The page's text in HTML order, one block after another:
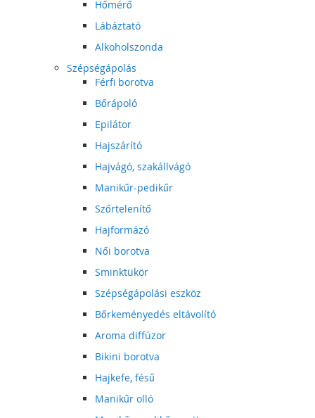
Hőmérő
Lábáztató
Alkoholszonda
Szépségápolás
Férfi borotva
Bőrápoló
Epilátor
Hajszárító
Hajvágó, szakállvágó
Manikűr-pedikűr
Szőrtelenítő
Hajformázó
Női borotva
Sminktükör
Szépségápolási eszköz
Bőrkeményedés eltávolító
Aroma diffúzor
Bikini borotva
Hajkefe, fésű
Manikűr olló